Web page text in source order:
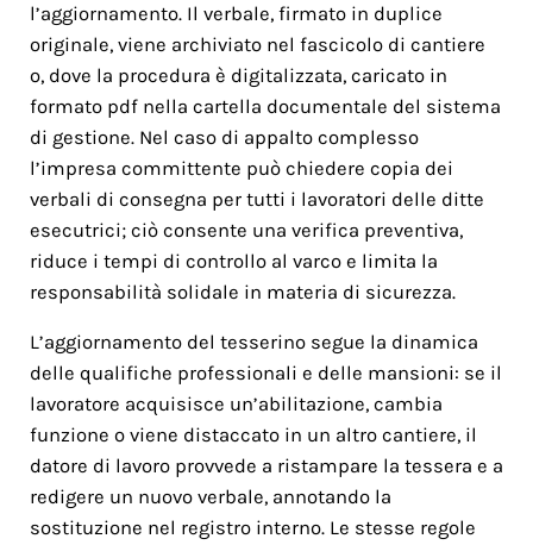
l’aggiornamento. Il verbale, firmato in duplice
originale, viene archiviato nel fascicolo di cantiere
o, dove la procedura è digitalizzata, caricato in
formato pdf nella cartella documentale del sistema
di gestione. Nel caso di appalto complesso
l’impresa committente può chiedere copia dei
verbali di consegna per tutti i lavoratori delle ditte
esecutrici; ciò consente una verifica preventiva,
riduce i tempi di controllo al varco e limita la
responsabilità solidale in materia di sicurezza.
L’aggiornamento del tesserino segue la dinamica
delle qualifiche professionali e delle mansioni: se il
lavoratore acquisisce un’abilitazione, cambia
funzione o viene distaccato in un altro cantiere, il
datore di lavoro provvede a ristampare la tessera e a
redigere un nuovo verbale, annotando la
sostituzione nel registro interno. Le stesse regole